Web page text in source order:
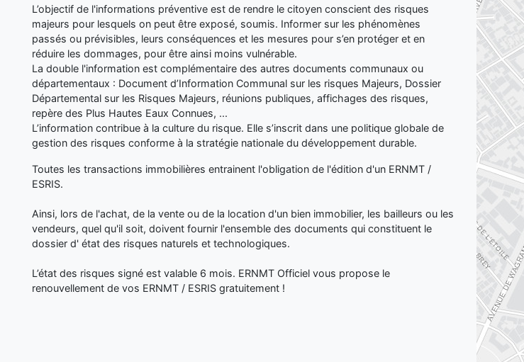
L’objectif de l'informations préventive est de rendre le citoyen conscient des risques
majeurs pour lesquels on peut être exposé, soumis. Informer sur les phénomènes
passés ou prévisibles, leurs conséquences et les mesures pour s’en protéger et en
réduire les dommages, pour être ainsi moins vulnérable.
La double l'information est complémentaire des autres documents communaux ou
départementaux : Document d’Information Communal sur les risques Majeurs, Dossier
Départemental sur les Risques Majeurs, réunions publiques, affichages des risques,
repère des Plus Hautes Eaux Connues, ...
L’information contribue à la culture du risque. Elle s’inscrit dans une politique globale de
gestion des risques conforme à la stratégie nationale du développement durable.
Toutes les transactions immobilières entrainent l'obligation de l'édition d'un ERNMT /
ESRIS.
Ainsi, lors de l'achat, de la vente ou de la location d'un bien immobilier, les bailleurs ou les
vendeurs, quel qu'il soit, doivent fournir l'ensemble des documents qui constituent le
dossier d' état des risques naturels et technologiques.
L’état des risques signé est valable 6 mois. ERNMT Officiel vous propose le
renouvellement de vos ERNMT / ESRIS gratuitement !